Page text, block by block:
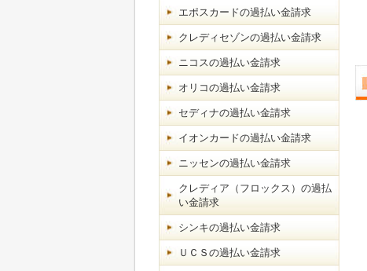
エポスカードの過払い金請求
クレディセゾンの過払い金請求
ニコスの過払い金請求
オリコの過払い金請求
セディナの過払い金請求
イオンカードの過払い金請求
ニッセンの過払い金請求
クレディア（フロックス）の過払
い金請求
シンキの過払い金請求
ＵＣＳの過払い金請求